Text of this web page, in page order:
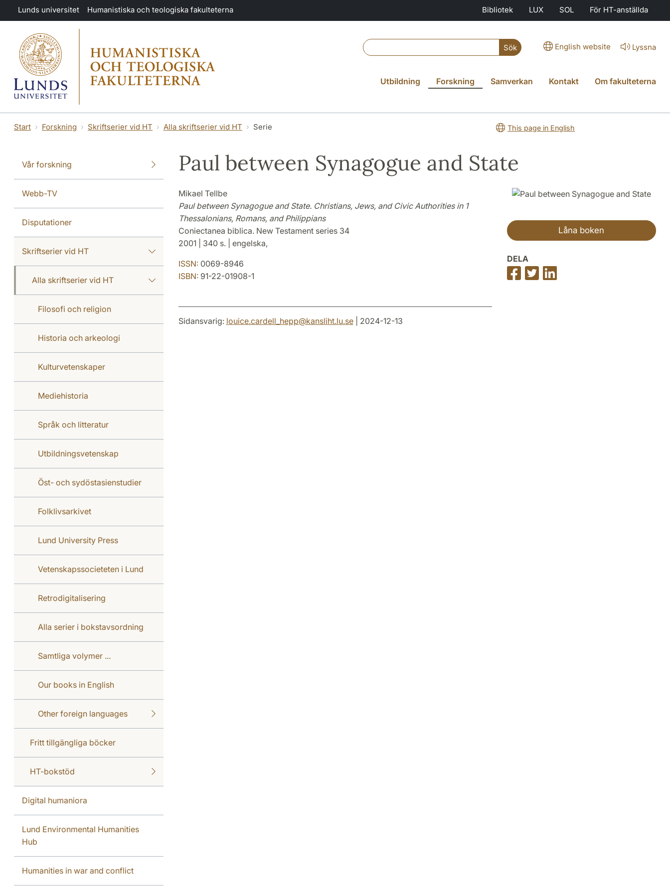
Hoppa till huvudinnehåll
Lunds universitet Humanistiska och teologiska fakulteterna Bibliotek LUX SOL För HT-anställda
Sök English website Lyssna
Utbildning Forskning Samverkan Kontakt Om fakulteterna
Start Forskning Skriftserier vid HT Alla skriftserier vid HT Serie This page in English
Vår forskning
Webb-TV
Disputationer
Skriftserier vid HT
Alla skriftserier vid HT
Filosofi och religion
Historia och arkeologi
Kulturvetenskaper
Mediehistoria
Språk och litteratur
Utbildningsvetenskap
Öst- och sydöstasienstudier
Folklivsarkivet
Lund University Press
Vetenskapssocieteten i Lund
Retrodigitalisering
Alla serier i bokstavsordning
Samtliga volymer ...
Our books in English
Other foreign languages
Fritt tillgängliga böcker
HT-bokstöd
Digital humaniora
Lund Environmental Humanities
Hub
Humanities in war and conflict
Paul between Synagogue and State
Mikael Tellbe
Paul between Synagogue and State. Christians, Jews, and Civic Authorities in 1
Thessalonians, Romans, and Philippians
Coniectanea biblica. New Testament series 34
2001 | 340 s. | engelska,
ISSN:0069-8946
ISBN:91-22-01908-1
Låna boken
DELA
Dela
på
Dela
på
på
Sidansvarig: louice.cardell_hepp@kansliht.lu.se| 2024-12-13